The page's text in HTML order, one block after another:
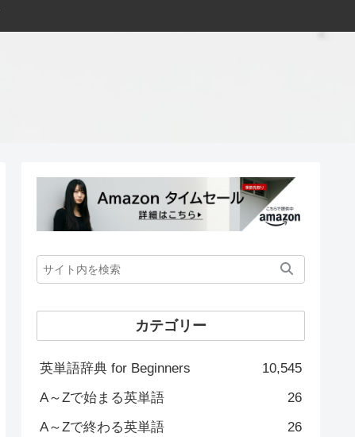
カテゴリー
英単語辞典 for Beginners
10,545
A～Zで始まる英単語
26
A～Zで終わる英単語
26